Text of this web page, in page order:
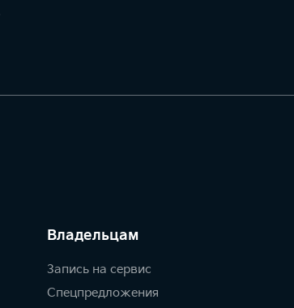
Владельцам
Запись на сервис
Спецпредложения